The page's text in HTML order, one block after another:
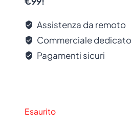
Assistenza da remoto
Commerciale dedicato
Pagamenti sicuri
Esaurito